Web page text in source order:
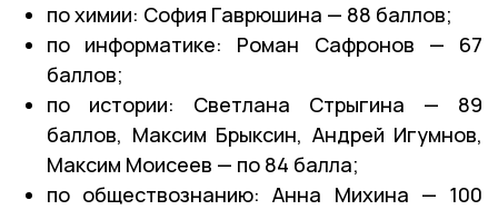
по химии: София Гаврюшина — 88 баллов;
по информатике: Роман Сафронов — 67
баллов;
по истории: Светлана Стрыгина — 89
баллов, Максим Брыксин, Андрей Игумнов,
Максим Моисеев — по 84 балла;
по обществознанию: Анна Михина — 100